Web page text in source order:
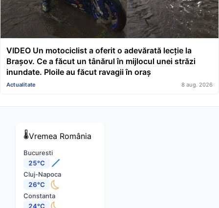
VIDEO Un motociclist a oferit o adevărată lecție la
Brașov. Ce a făcut un tânărul în mijlocul unei străzi
inundate. Ploile au făcut ravagii în oraș
Actualitate 8 aug. 2026
🌡️Vremea România
Bucuresti
25°C
Cluj-Napoca
26°C
Constanta
24°C